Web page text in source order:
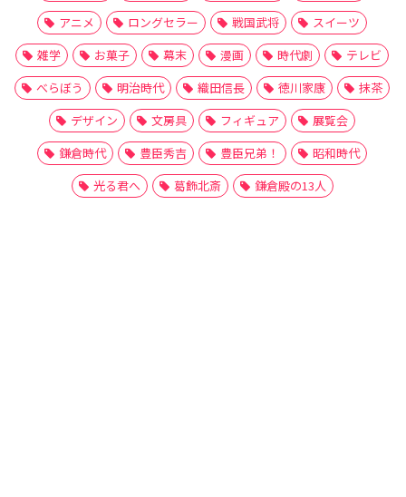
アニメ
ロングセラー 戦国武将
スイーツ
雑学
お菓子 幕末 漫画 時代劇
テレビ
べらぼう
明治時代 織田信長 徳川家康
抹茶
デザイン
文房具 フィギュア
展覧会
鎌倉時代
豊臣秀吉 豊臣兄弟！
昭和時代
光る君へ
葛飾北斎 鎌倉殿の13人